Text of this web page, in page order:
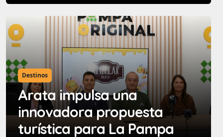
Destinos
Arata impulsa una
innovadora propuesta
turística para La Pampa